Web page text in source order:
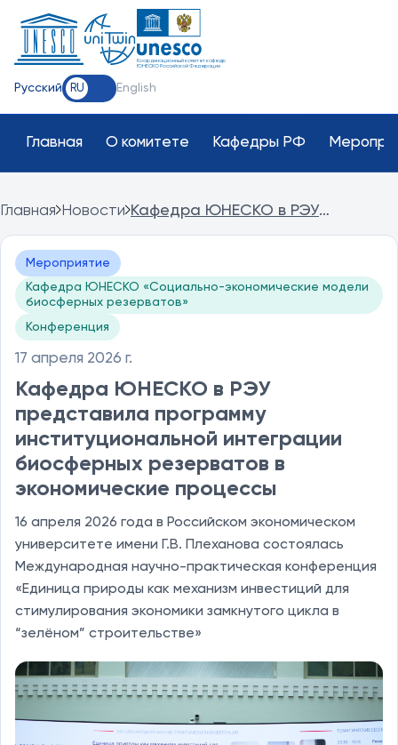
Координационный комитет кафедр
ЮНЕСКО Российской Федерации
Русский RU English
Главная О комитете Кафедры РФ
Главная Новости Кафедра ЮНЕСКО в РЭУ
экономические процессы
Мероприятие
Кафедра ЮНЕСКО «Социально-экономические модели
биосферных резерватов»
Конференция
17 апреля 2026 г.
Кафедра ЮНЕСКО в РЭУ
представила программу
институциональной интеграции
биосферных резерватов в
экономические процессы
16 апреля 2026 года в Российском экономическом
университете имени Г.В. Плеханова состоялась
Международная научно-практическая конференция
«Единица природы как механизм инвестиций для
стимулирования экономики замкнутого цикла в
“зелёном” строительстве»